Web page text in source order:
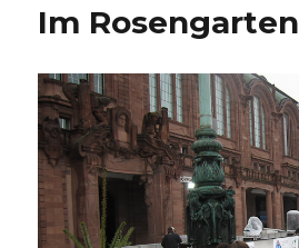
Im Rosengarten